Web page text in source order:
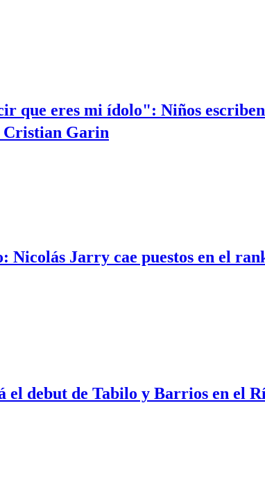
que eres mi ídolo": Niños
Cristian Garin
Nicolás Jarry cae puestos en el
el debut de Tabilo y Barrios en el